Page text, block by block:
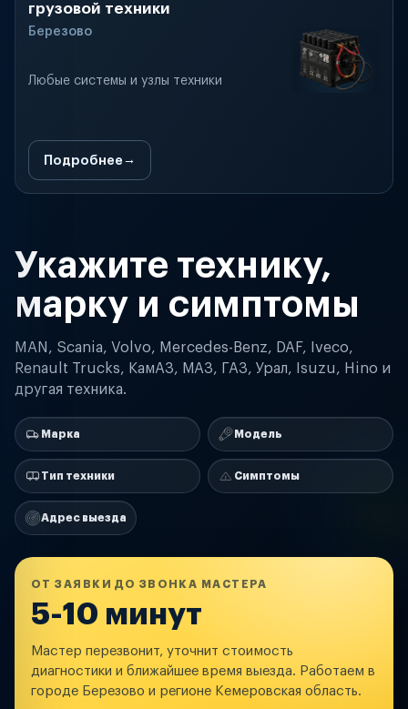
грузовой техники
Березово
Любые системы и узлы техники
Подробнее
Укажите технику,
марку и симптомы
MAN, Scania, Volvo, Mercedes-Benz, DAF, Iveco,
Renault Trucks, КамАЗ, МАЗ, ГАЗ, Урал, Isuzu, Hino и
другая техника.
Марка Модель
Тип техники Симптомы
Адрес выезда
ОТ ЗАЯВКИ ДО ЗВОНКА МАСТЕРА
5-10 минут
Мастер перезвонит, уточнит стоимость
диагностики и ближайшее время выезда. Работаем в
городе Березово и регионе Кемеровская область.